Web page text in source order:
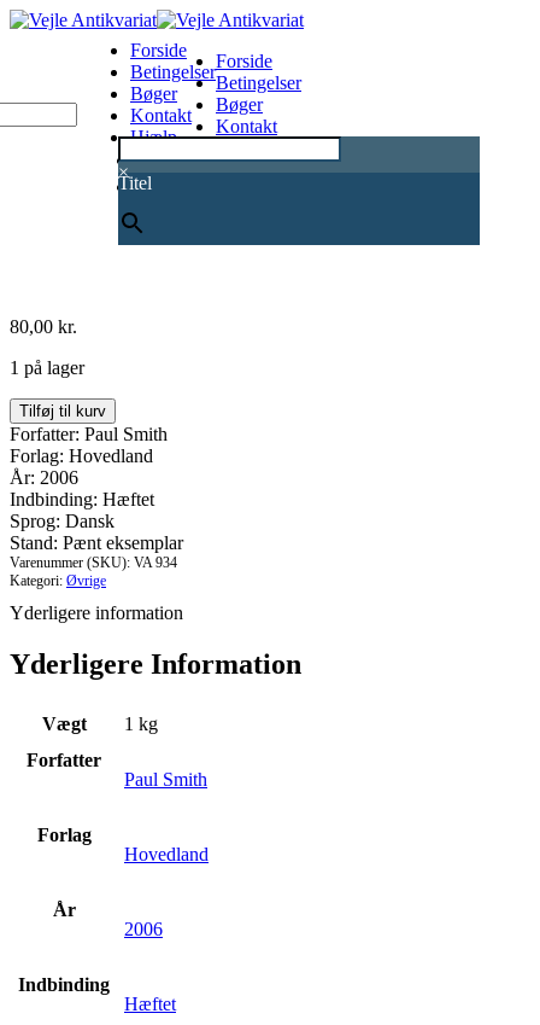
×
Titel
Forside
Betingelser
Bøger
Kontakt
Hjælp
0
Forside
Betingelser
Bøger
Kontakt
80,00 kr.
1 på lager
Opklaringen
af
et
meget
omtalt
mord
antal
Tilføj til kurv
Forfatter: Paul Smith
Forlag: Hovedland
År: 2006
Indbinding: Hæftet
Sprog: Dansk
Stand: Pænt eksemplar
Varenummer (SKU): VA 934
Kategori: Øvrige
Yderligere information
Yderligere Information
Vægt
1 kg
Forfatter
Paul Smith
Forlag
Hovedland
År
2006
Indbinding
Hæftet